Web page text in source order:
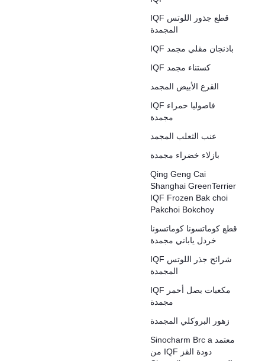
IQF قطع جذور اللوتس
المجمدة
IQF باذنجان مقلي مجمد
IQF كستناء مجمد
القرع الأبيض المجمد
IQF فاصوليا حمراء
مجمدة
عنب الثعلب المجمد
بازلاء خضراء مجمدة
Qing Geng Cai
Shanghai GreenTerrier
IQF Frozen Bak choi
Pakchoi Bokchoy
قطع كوماتسونا كوماتسونا
خردل ياباني مجمدة
IQF شرائح جذر اللوتس
المجمدة
IQF مكعبات بصل أحمر
مجمدة
زهور البروكلي المجمدة
Sinocharm Brc a معتمد
من IQF دودة القز